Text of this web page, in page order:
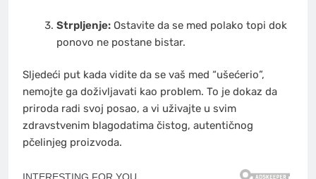
Strpljenje:Ostavite da se med polako topi dok
ponovo ne postane bistar.
Sljedeći put kada vidite da se vaš med “ušećerio”,
nemojte ga doživljavati kao problem. To je dokaz da
priroda radi svoj posao, a vi uživajte u svim
zdravstvenim blagodatima čistog, autentičnog
pčelinjeg proizvoda.